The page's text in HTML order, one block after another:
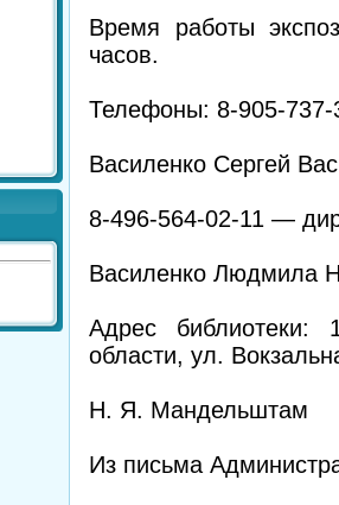
Время работы
часов.
Телефоны: 8-905-737-
Василенко Сергей
8-496-564-02-11 —
Василенко Людмила
Адрес библиотеки:
области, ул.
Н. Я. Мандельштам
Из письма